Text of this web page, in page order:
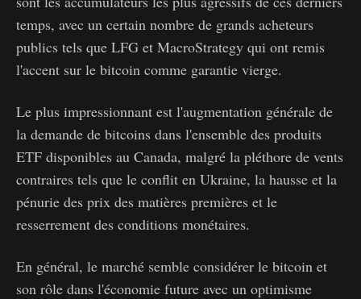
temps, avec un certain nombre de grands acheteurs
publics tels que LFG et MacroStrategy qui ont remis
l'accent sur le bitcoin comme garantie vierge.
Le plus impressionnant est l'augmentation générale de
la demande de bitcoins dans l'ensemble des produits
ETF disponibles au Canada, malgré la pléthore de vents
contraires tels que le conflit en Ukraine, la hausse et la
pénurie des prix des matières premières et le
resserrement des conditions monétaires.
En général, le marché semble considérer le bitcoin et
son rôle dans l'économie future avec un optimisme